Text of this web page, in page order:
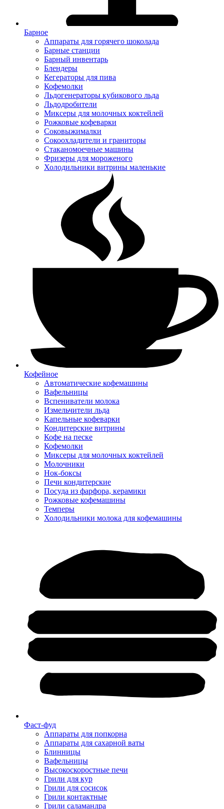
Барное
Аппараты для горячего шоколада
Барные станции
Барный инвентарь
Блендеры
Кегераторы для пива
Кофемолки
Льдогенераторы кубикового льда
Льдодробители
Миксеры для молочных коктейлей
Рожковые кофеварки
Соковыжималки
Сокоохладители и граниторы
Стаканомоечные машины
Фризеры для мороженого
Холодильники витрины маленькие
Кофейное
Автоматические кофемашины
Вафельницы
Вспениватели молока
Измельчители льда
Капельные кофеварки
Кондитерские витрины
Кофе на песке
Кофемолки
Миксеры для молочных коктейлей
Молочники
Нок-боксы
Печи кондитерские
Посуда из фарфора, керамики
Рожковые кофемашины
Темперы
Холодильники молока для кофемашины
Фаст-фуд
Аппараты для попкорна
Аппараты для сахарной ваты
Блинницы
Вафельницы
Высокоскоростные печи
Грили для кур
Грили для сосисок
Грили контактные
Грили саламандра